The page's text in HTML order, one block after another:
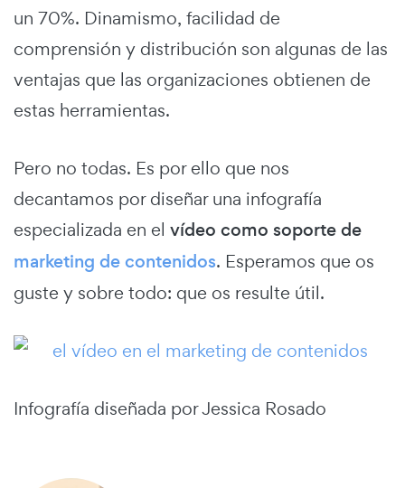
un 70%. Dinamismo, facilidad de
comprensión y distribución son algunas de las
ventajas que las organizaciones obtienen de
estas herramientas.
Pero no todas. Es por ello que nos
decantamos por diseñar una infografía
especializada en el vídeo como soporte de
marketing de contenidos. Esperamos que os
guste y sobre todo: que os resulte útil.
Infografía diseñada por Jessica Rosado